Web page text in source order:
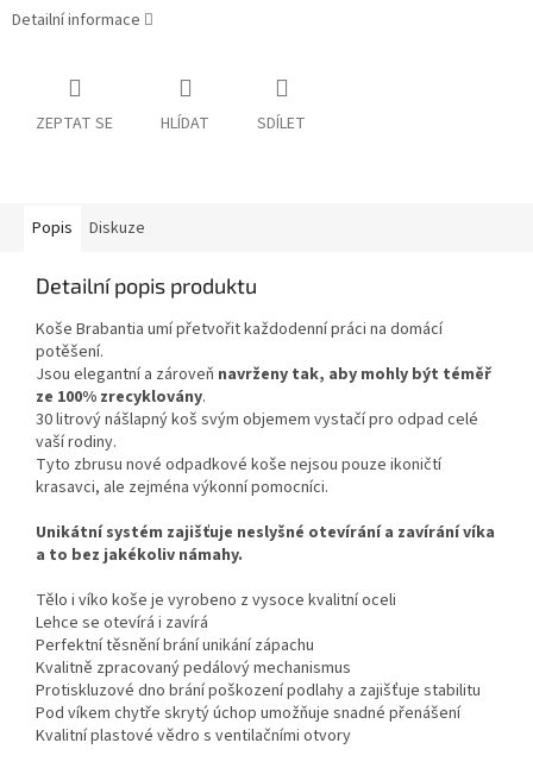
Detailní informace
ZEPTAT SE HLÍDAT SDÍLET
Popis Diskuze
Detailní popis produktu
Koše Brabantia umí přetvořit každodenní práci na domácí
potěšení.
Jsou elegantní a zároveň navrženy tak, aby mohly být téměř
ze 100% zrecyklovány.
30 litrový nášlapný koš svým objemem vystačí pro odpad celé
vaší rodiny.
Tyto zbrusu nové odpadkové koše nejsou pouze ikoničtí
krasavci, ale zejména výkonní pomocníci.
Unikátní systém zajišťuje neslyšné otevírání a zavírání víka
a to bez jakékoliv námahy.
Tělo i víko koše je vyrobeno z vysoce kvalitní oceli
Lehce se otevírá i zavírá
Perfektní těsnění brání unikání zápachu
Kvalitně zpracovaný pedálový mechanismus
Protiskluzové dno brání poškození podlahy a zajišťuje stabilitu
Pod víkem chytře skrytý úchop umožňuje snadné přenášení
Kvalitní plastové vědro s ventilačními otvory